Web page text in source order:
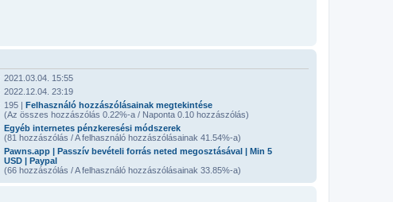
2021.03.04. 15:55
2022.12.04. 23:19
195 | Felhasználó hozzászólásainak megtekintése
(Az összes hozzászólás 0.22%-a / Naponta 0.10 hozzászólás)
Egyéb internetes pénzkeresési módszerek
(81 hozzászólás / A felhasználó hozzászólásainak 41.54%-a)
Pawns.app | Passzív bevételi forrás neted megosztásával | Min 5
USD | Paypal
(66 hozzászólás / A felhasználó hozzászólásainak 33.85%-a)